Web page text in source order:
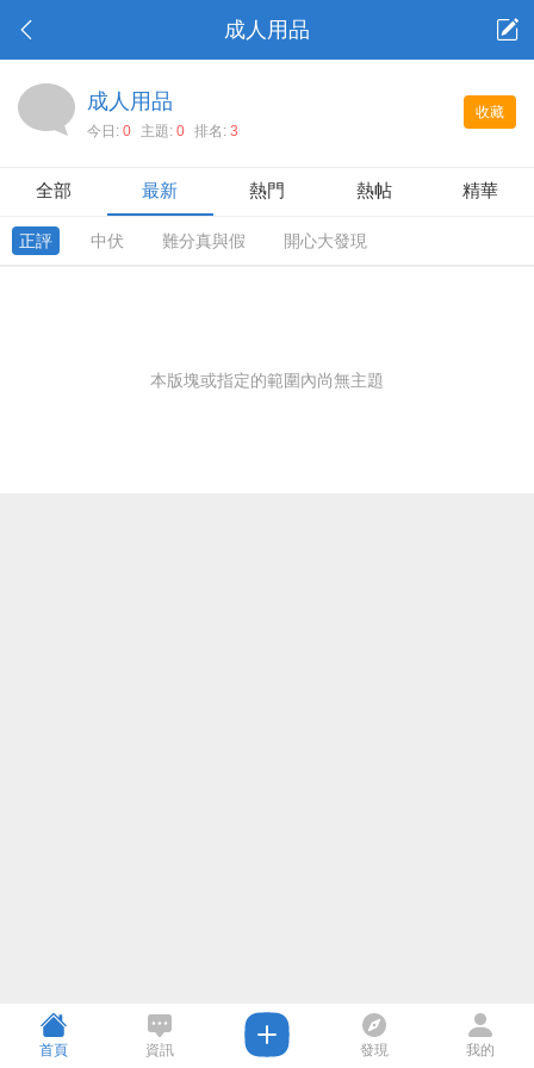
成人用品
收藏
成人用品
今日: 0 主題: 0 排名: 3
全部 最新 熱門 熱帖 精華
正評 中伏 難分真與假 開心大發現
本版塊或指定的範圍內尚無主題
首頁 資訊 發現 我的